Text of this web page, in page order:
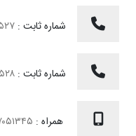
– تامین متریال اطفاء حریق
– تامین ابزار آلات مصرفی
شماره ثابت :
شماره ثابت :
همراه :